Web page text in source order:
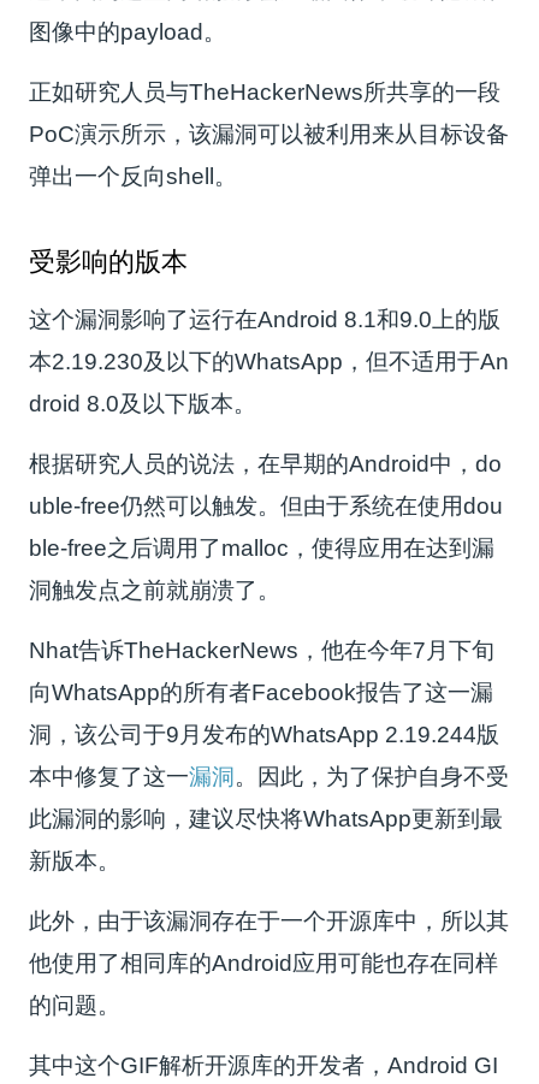
图像中的payload。
正如研究人员与TheHackerNews所共享的一段
PoC演示所示，该漏洞可以被利用来从目标设备
弹出一个反向shell。
受影响的版本
这个漏洞影响了运行在Android 8.1和9.0上的版
本2.19.230及以下的WhatsApp，但不适用于An
droid 8.0及以下版本。
根据研究人员的说法，在早期的Android中，do
uble-free仍然可以触发。但由于系统在使用dou
ble-free之后调用了malloc，使得应用在达到漏
洞触发点之前就崩溃了。
Nhat告诉TheHackerNews，他在今年7月下旬
向WhatsApp的所有者Facebook报告了这一漏
洞，该公司于9月发布的WhatsApp 2.19.244版
本中修复了这一漏洞 。因此，为了保护自身不受
此漏洞的影响，建议尽快将WhatsApp更新到最
新版本。
此外，由于该漏洞存在于一个开源库中，所以其
他使用了相同库的Android应用可能也存在同样
的问题。
其中这个GIF解析开源库的开发者，Android GI